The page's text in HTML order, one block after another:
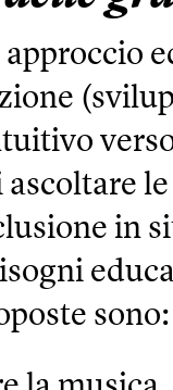
in
sono: